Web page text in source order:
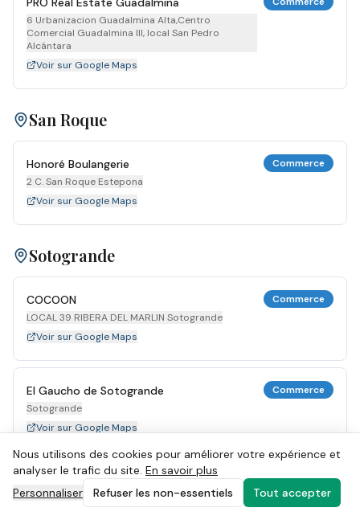
6 Urbanizacion Guadalmina Alta,Centro
Comercial Guadalmina III, local San Pedro
Alcántara
Voir sur Google Maps
San Roque
Honoré Boulangerie
2 C. San Roque Estepona
Commerce
Voir sur Google Maps
Sotogrande
COCOON
LOCAL 39 RIBERA DEL MARLIN Sotogrande
Commerce
Voir sur Google Maps
El Gaucho de Sotogrande
Sotogrande
Commerce
Voir sur Google Maps
MYTILUS GRILL
34 RIBERA DEL MARLIN Sotogrande
Commerce
Nous utilisons des cookies pour améliorer votre expérience et
analyser le trafic du site. En savoir plus
Personnaliser
Refuser les non-essentiels Tout accepter